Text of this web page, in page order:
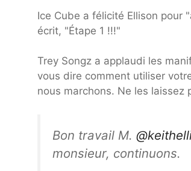
Ice Cube a félicité Ellison pour
écrit, "Étape 1 !!!"
Trey Songz a applaudi les
vous dire comment utiliser
nous marchons. Ne les laissez
Bon travail M.
monsieur, continuons.